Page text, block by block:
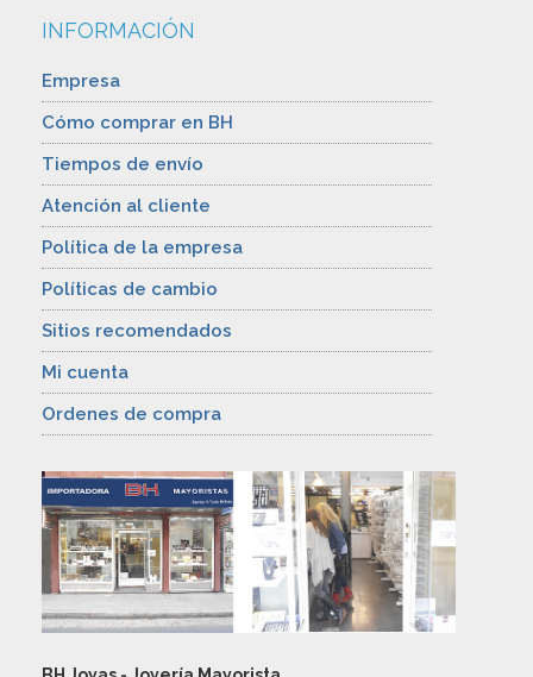
INFORMACIÓN
Empresa
Cómo comprar en BH
Tiempos de envío
Atención al cliente
Política de la empresa
Políticas de cambio
Sitios recomendados
Mi cuenta
Ordenes de compra